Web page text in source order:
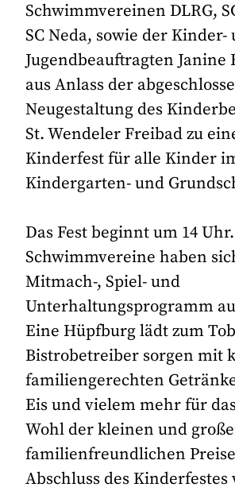
Schwimmvereinen DLRG,
SC Neda, sowie der Kinder-
Jugendbeauftragten Janine
aus Anlass der
Neugestaltung des
St. Wendeler Freibad zu
Kinderfest für alle Kinder
Kindergarten- und
Das Fest beginnt um 14
Schwimmvereine haben
Mitmach-, Spiel- und
Unterhaltungsprogramm
Eine Hüpfburg lädt zum
Bistrobetreiber sorgen mit
familiengerechten
Eis und vielem mehr für
Wohl der kleinen und
familienfreundlichen
Abschluss des